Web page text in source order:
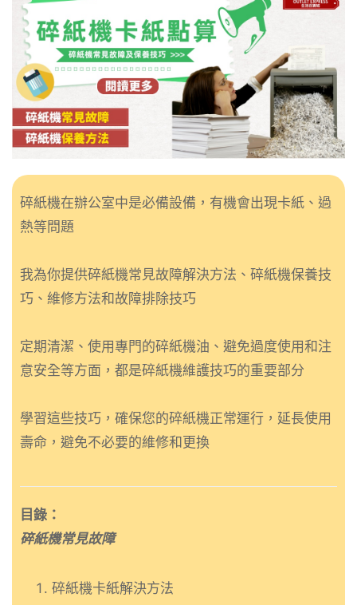
碎紙機在辦公室中是必備設備，有機會出現卡紙、過
熱等問題
我為你提供碎紙機常見故障解決方法、碎紙機保養技
巧、維修方法和故障排除技巧
定期清潔、使用專門的碎紙機油、避免過度使用和注
意安全等方面，都是碎紙機維護技巧的重要部分
學習這些技巧，確保您的碎紙機正常運行，延長使用
壽命，避免不必要的維修和更換
目錄：
碎紙機常見故障
碎紙機卡紙解決方法